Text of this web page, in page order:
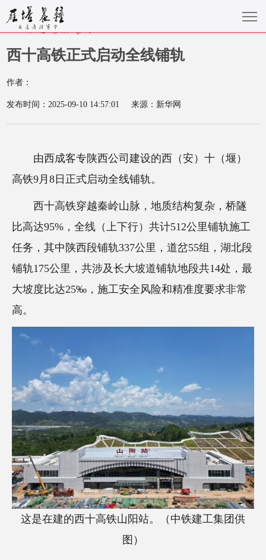
西十高铁正式启动全线铺轨
作者：
发布时间：2025-09-10 14:57:01 来源：新华网
由西成客专陕西公司建设的西（安）十（堰）
高铁9月8日正式启动全线铺轨。
西十高铁穿越秦岭山脉，地质结构复杂，桥隧
比高达95%，全线（上下行）共计512公里铺轨施工
任务，其中陕西段铺轨337公里，道岔55组，湖北段
铺轨175公里，共涉及长大坡道铺轨地段共14处，最
大坡度比达25‰，施工安全风险和精准度要求非常
高。
这是在建的西十高铁山阳站。（中铁建工集团供
图）